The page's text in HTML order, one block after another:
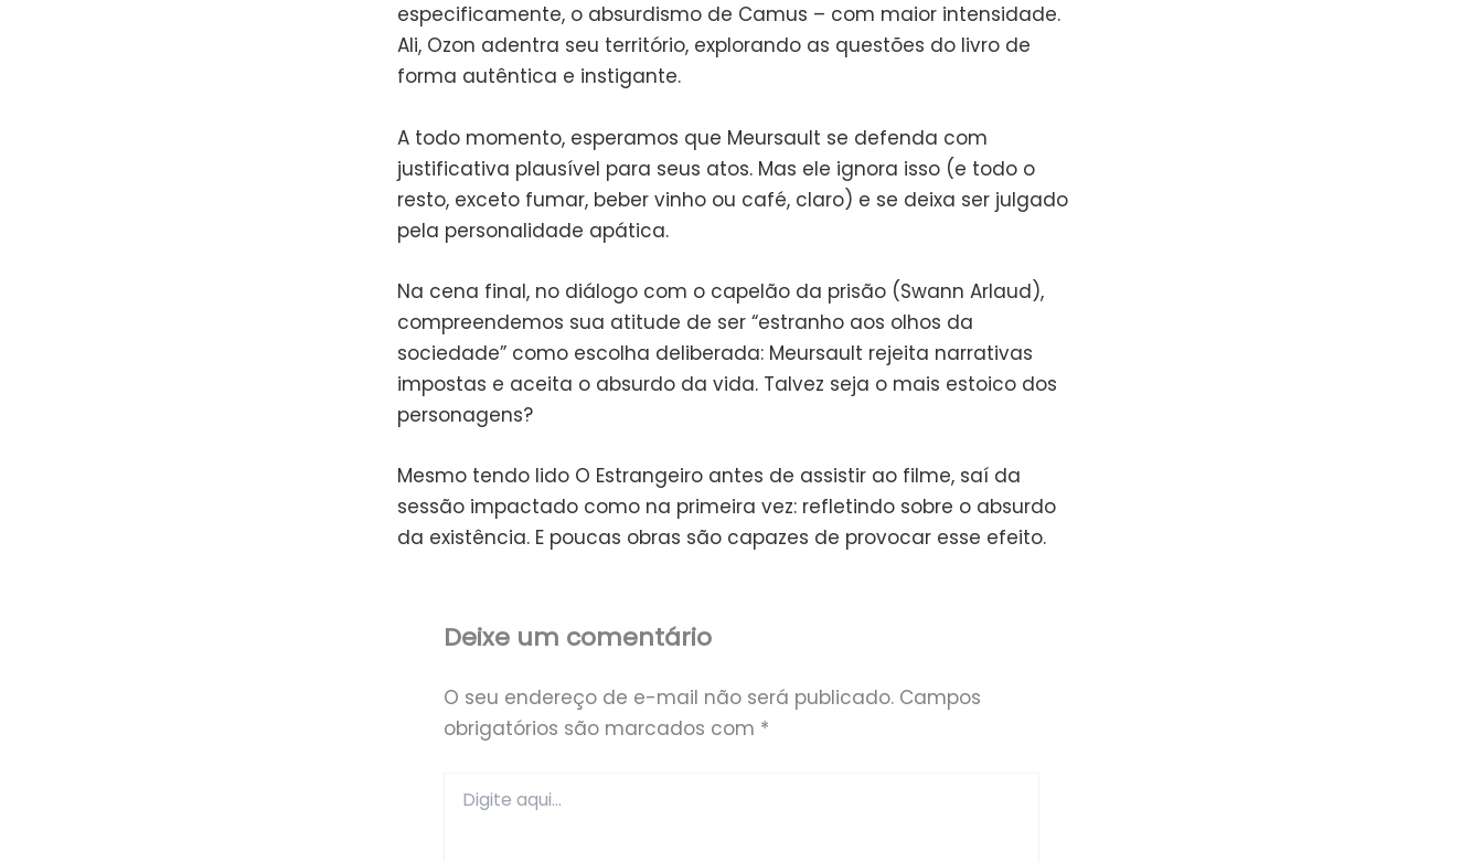
especificamente, o absurdismo de Camus – com maior intensidade.
Ali, Ozon adentra seu território, explorando as questões do livro de
forma autêntica e instigante.
A todo momento, esperamos que Meursault se defenda com
justificativa plausível para seus atos. Mas ele ignora isso (e todo o
resto, exceto fumar, beber vinho ou café, claro) e se deixa ser julgado
pela personalidade apática.
Na cena final, no diálogo com o capelão da prisão (Swann Arlaud),
compreendemos sua atitude de ser “estranho aos olhos da
sociedade” como escolha deliberada: Meursault rejeita narrativas
impostas e aceita o absurdo da vida. Talvez seja o mais estoico dos
personagens?
Mesmo tendo lido O Estrangeiro antes de assistir ao filme, saí da
sessão impactado como na primeira vez: refletindo sobre o absurdo
da existência. E poucas obras são capazes de provocar esse efeito.
Deixe um comentário
O seu endereço de e-mail não será publicado. Campos
obrigatórios são marcados com *
aqui...